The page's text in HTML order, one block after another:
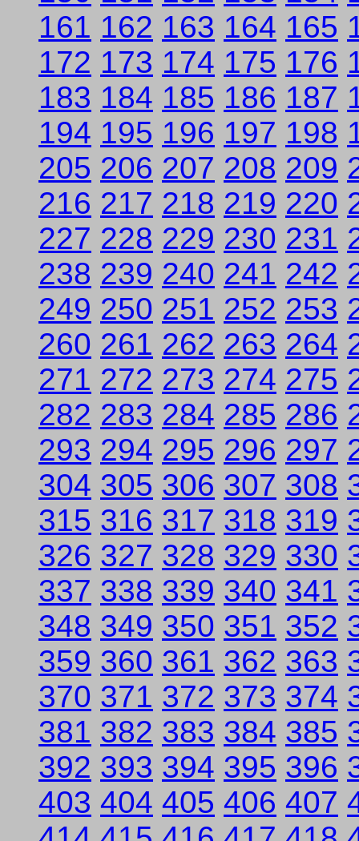
161 162 163 164 165
172 173 174 175 176
183 184 185 186 187
194 195 196 197 198
205 206 207 208 209
216 217 218 219 220
227 228 229 230 231
238 239 240 241 242
249 250 251 252 253
260 261 262 263 264
271 272 273 274 275
282 283 284 285 286
293 294 295 296 297
304 305 306 307 308
315 316 317 318 319
326 327 328 329 330
337 338 339 340 341
348 349 350 351 352
359 360 361 362 363
370 371 372 373 374
381 382 383 384 385
392 393 394 395 396
403 404 405 406 407